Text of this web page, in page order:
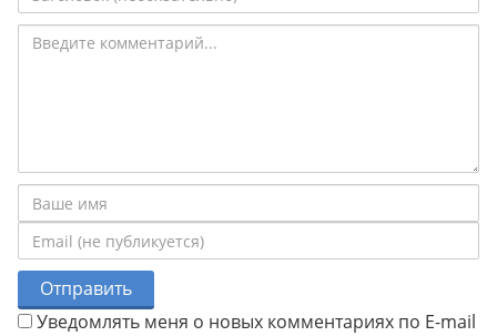
Отправить
Уведомлять меня о новых комментариях по E-mail